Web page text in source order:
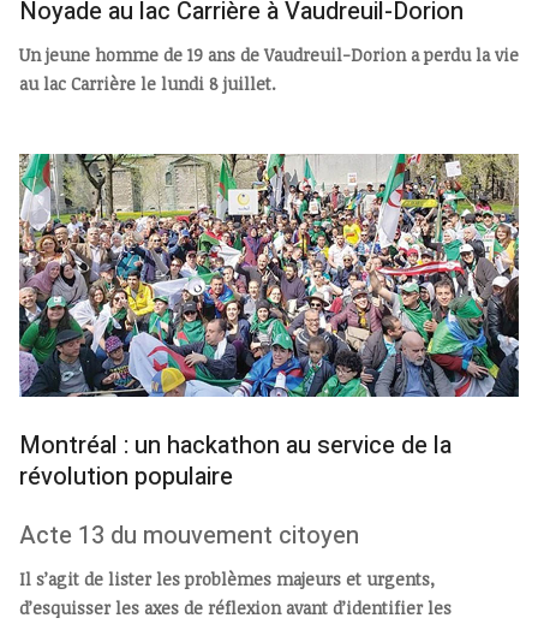
Noyade au lac Carrière à Vaudreuil-Dorion
Un jeune homme de 19 ans de Vaudreuil-Dorion a perdu la vie
au lac Carrière le lundi 8 juillet.
Montréal : un hackathon au service de la
révolution populaire
Acte 13 du mouvement citoyen
Il s’agit de lister les problèmes majeurs et urgents,
d’esquisser les axes de réflexion avant d’identifier les